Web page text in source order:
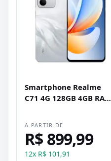
Smartphone Realme
C71 4G 128GB 4GB RAM
A PARTIR DE
R$ 899,99
12x R$ 101,91